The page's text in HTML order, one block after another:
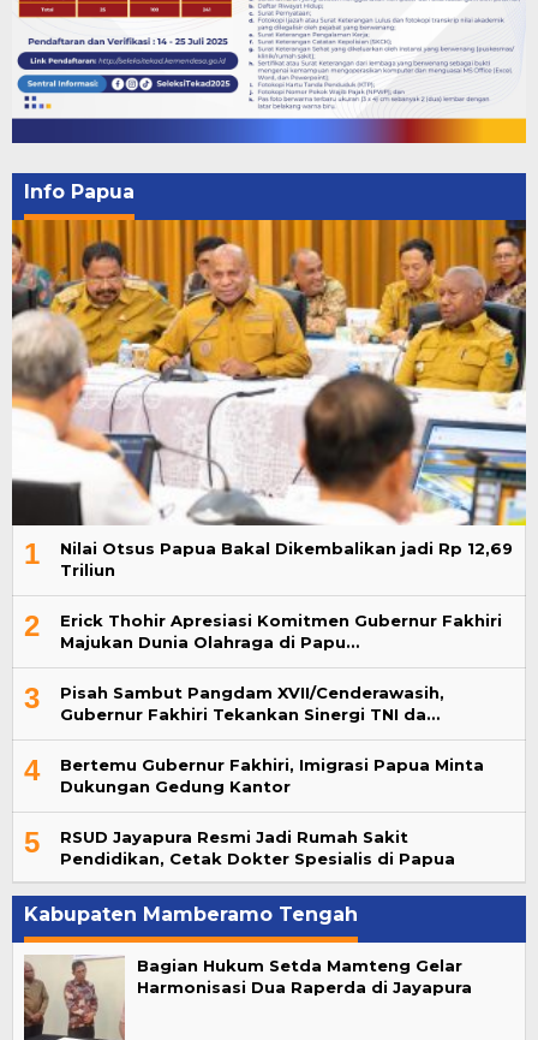
Info Papua
1
Nilai Otsus Papua Bakal Dikembalikan jadi Rp 12,69
Triliun
2
Erick Thohir Apresiasi Komitmen Gubernur Fakhiri
Majukan Dunia Olahraga di Papu…
3
Pisah Sambut Pangdam XVII/Cenderawasih,
Gubernur Fakhiri Tekankan Sinergi TNI da…
4
Bertemu Gubernur Fakhiri, Imigrasi Papua Minta
Dukungan Gedung Kantor
5
RSUD Jayapura Resmi Jadi Rumah Sakit
Pendidikan, Cetak Dokter Spesialis di Papua
Kabupaten Mamberamo Tengah
Bagian Hukum Setda Mamteng Gelar
Harmonisasi Dua Raperda di Jayapura